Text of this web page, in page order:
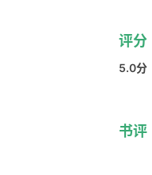
评分
5.0分
书评